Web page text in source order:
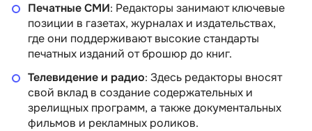
Печатные СМИ: Редакторы занимают ключевые
позиции в газетах, журналах и издательствах,
где они поддерживают высокие стандарты
печатных изданий от брошюр до книг.
Телевидение и радио: Здесь редакторы вносят
свой вклад в создание содержательных и
зрелищных программ, а также документальных
фильмов и рекламных роликов.